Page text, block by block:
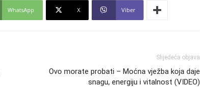
WhatsApp X Viber
Slijedeća objava
Ovo morate probati – Moćna vježba koja daje
snagu, energiju i vitalnost (VIDEO)